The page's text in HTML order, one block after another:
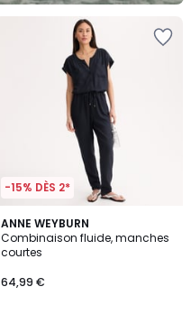
-15% DÈS 2*
ANNE WEYBURN
Combinaison fluide, manches
courtes
64,99 €
4,4
/ 5